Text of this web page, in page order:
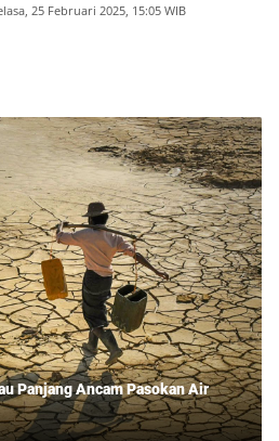
25 Februari 2025, 15:05 WIB
Panjang Ancam Pasokan Air